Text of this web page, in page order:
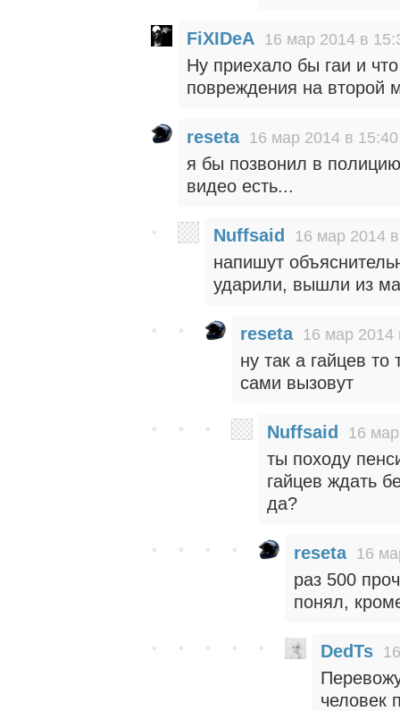
FiXIDeA 16 мар 2014 в
Ну приехало бы гаи и
повреждения на второй
reseta 16 мар 2014 в 15:40
я бы позвонил в
видео есть...
Nuffsaid 16 мар 2014
напишут
ударили, вышли из
reseta 16 мар 2014
ну так а гайцев
сами вызовут
Nuffsaid 16
ты походу
гайцев ждать
да?
reseta 16
раз 500
понял,
DedTs
человек